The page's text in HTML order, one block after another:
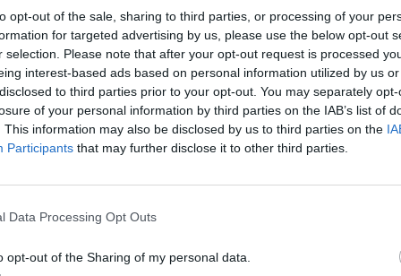
opt-out of the sale, sharing to third parties, or processing of your
for targeted advertising by us, please use the below opt-out
selection. Please note that after your opt-out request is processed
interest-based ads based on personal information utilized by us
to third parties prior to your opt-out. You may separately
of your personal information by third parties on the IAB’s list of
This information may also be disclosed by us to third parties on the
Participants that may further disclose it to other third parties.
Data Processing Opt Outs
opt-out of the Sharing of my personal data.
από τη στιγμή που έμπαιναν στα
να ανοιγοκλείνουν τα φώτα, να
του ρεύματος, να δείχνουν
σπιτιού, να τοποθετούν τα
προς αποφυγή
συνέχεια, χωρίς να γίνει